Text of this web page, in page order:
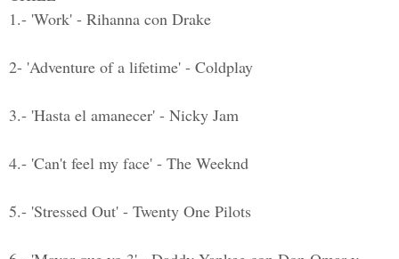
1.- 'Work' - Rihanna con Drake
2- 'Adventure of a lifetime' - Coldplay
3.- 'Hasta el amanecer' - Nicky Jam
4.- 'Can't feel my face' - The Weeknd
5.- 'Stressed Out' - Twenty One Pilots